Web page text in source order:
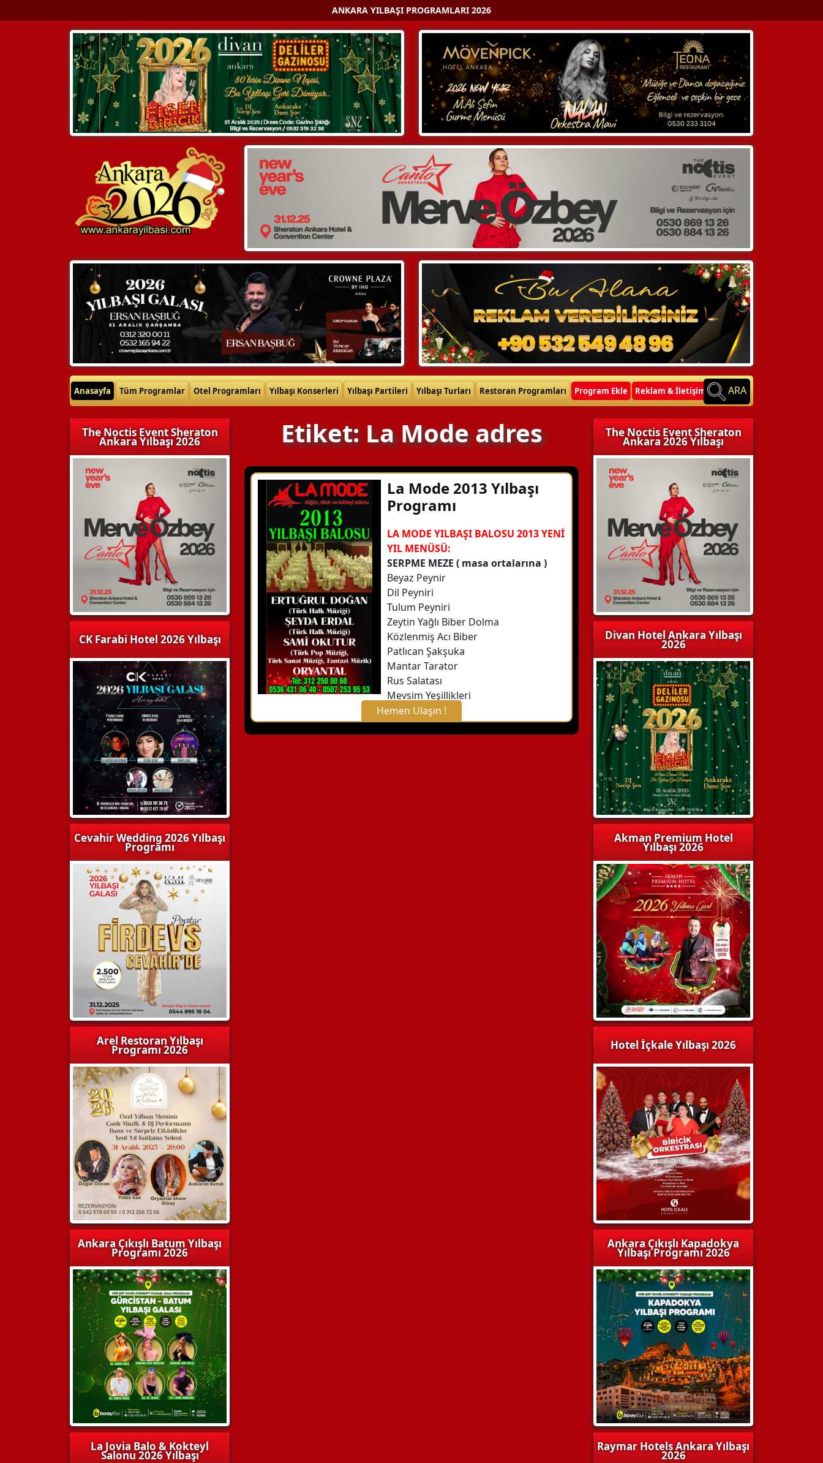
ANKARA YILBAŞI PROGRAMLARI 2026
Anasayfa Tüm Programlar Otel Programları Yılbaşı Konserleri Yılbaşı Partileri Yılbaşı Turları Restoran Programları Program Ekle Reklam & İletişim ARA
The Noctis Event Sheraton
Ankara Yılbaşı 2026
CK Farabi Hotel 2026 Yılbaşı
Cevahir Wedding 2026 Yılbaşı
Programı
Arel Restoran Yılbaşı
Programı 2026
Ankara Çıkışlı Batum Yılbaşı
Programı 2026
La Jovia Balo & Kokteyl
Salonu 2026 Yılbaşı
Etiket: La Mode adres
La Mode 2013 Yılbaşı
Programı
LA MODE YILBAŞI BALOSU 2013 YENİ
YIL MENÜSÜ:
SERPME MEZE ( masa ortalarına )
Beyaz Peynir
Dil Peyniri
Tulum Peyniri
Zeytin Yağlı Biber Dolma
Közlenmiş Acı Biber
Patlıcan Şakşuka
Mantar Tarator
Rus Salatası
Mevsim Yeşillikleri
Hemen Ulaşın !
X Kapat
The Noctis Event Sheraton
Ankara 2026 Yılbaşı
Divan Hotel Ankara Yılbaşı
2026
Akman Premium Hotel
Yılbaşı 2026
Hotel İçkale Yılbaşı 2026
Ankara Çıkışlı Kapadokya
Yılbaşı Programı 2026
Raymar Hotels Ankara Yılbaşı
2026